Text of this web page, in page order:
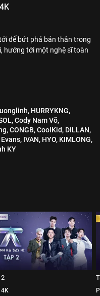
4K
để bứt phá bản thân trong
hướng tới một nghệ sĩ toàn
HURRYKNG,
Cody Nam Võ,
CONGB,CoolKid, DILLAN,
IVAN, HYO, KIMLONG,
KY
2
4K P